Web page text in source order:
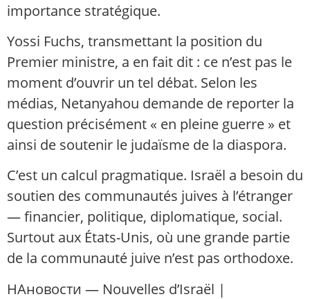
importance stratégique.
Yossi Fuchs, transmettant la position du
Premier ministre, a en fait dit : ce n’est pas le
moment d’ouvrir un tel débat. Selon les
médias, Netanyahou demande de reporter la
question précisément « en pleine guerre » et
ainsi de soutenir le judaïsme de la diaspora.
C’est un calcul pragmatique. Israël a besoin du
soutien des communautés juives à l’étranger
— financier, politique, diplomatique, social.
Surtout aux États-Unis, où une grande partie
de la communauté juive n’est pas orthodoxe.
НАновости — Nouvelles d’Israël |